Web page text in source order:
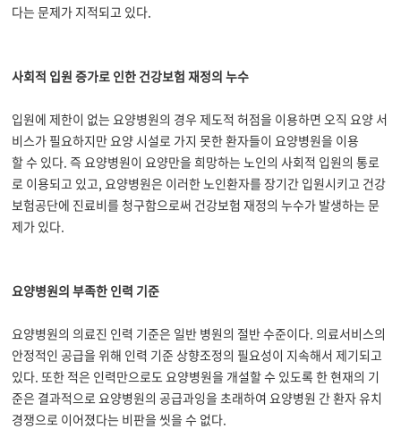
다는 문제가 지적되고 있다.
사회적 입원 증가로 인한 건강보험 재정의 누수
입원에 제한이 없는 요양병원의 경우 제도적 허점을 이용하면 오직 요양 서
비스가 필요하지만 요양 시설로 가지 못한 환자들이 요양병원을 이용
할 수 있다. 즉 요양병원이 요양만을 희망하는 노인의 사회적 입원의 통로
로 이용되고 있고, 요양병원은 이러한 노인환자를 장기간 입원시키고 건강
보험공단에 진료비를 청구함으로써 건강보험 재정의 누수가 발생하는 문
제가 있다.
요양병원의 부족한 인력 기준
요양병원의 의료진 인력 기준은 일반 병원의 절반 수준이다. 의료서비스의
안정적인 공급을 위해 인력 기준 상향조정의 필요성이 지속해서 제기되고
있다. 또한 적은 인력만으로도 요양병원을 개설할 수 있도록 한 현재의 기
준은 결과적으로 요양병원의 공급과잉을 초래하여 요양병원 간 환자 유치
경쟁으로 이어졌다는 비판을 씻을 수 없다.